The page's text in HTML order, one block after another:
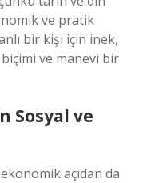
ve pratik
bir kişi için inek,
ve manevi bir
Sosyal ve
açıdan da